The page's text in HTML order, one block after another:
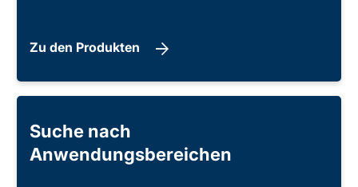
Zu den Produkten
Suche nach
Anwendungsbereichen